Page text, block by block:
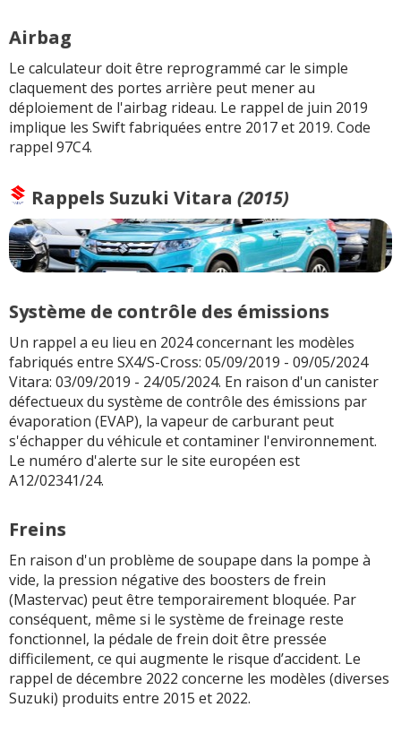
Airbag
Le calculateur doit être reprogrammé car le simple
claquement des portes arrière peut mener au
déploiement de l'airbag rideau. Le rappel de juin 2019
implique les Swift fabriquées entre 2017 et 2019. Code
rappel 97C4.
Rappels Suzuki Vitara (2015)
Système de contrôle des émissions
Un rappel a eu lieu en 2024 concernant les modèles
fabriqués entre SX4/S-Cross: 05/09/2019 - 09/05/2024
Vitara: 03/09/2019 - 24/05/2024. En raison d'un canister
défectueux du système de contrôle des émissions par
évaporation (EVAP), la vapeur de carburant peut
s'échapper du véhicule et contaminer l'environnement.
Le numéro d'alerte sur le site européen est
A12/02341/24.
Freins
En raison d'un problème de soupape dans la pompe à
vide, la pression négative des boosters de frein
(Mastervac) peut être temporairement bloquée. Par
conséquent, même si le système de freinage reste
fonctionnel, la pédale de frein doit être pressée
difficilement, ce qui augmente le risque d’accident. Le
rappel de décembre 2022 concerne les modèles (diverses
Suzuki) produits entre 2015 et 2022.